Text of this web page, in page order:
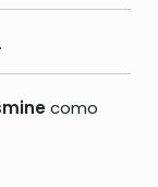
como